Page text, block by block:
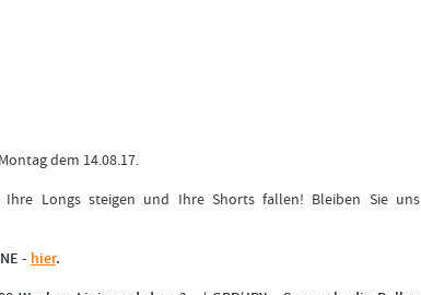
dem 14.08.17.
Longs steigen und Ihre Shorts fallen! Bleiben Sie uns
- hier.